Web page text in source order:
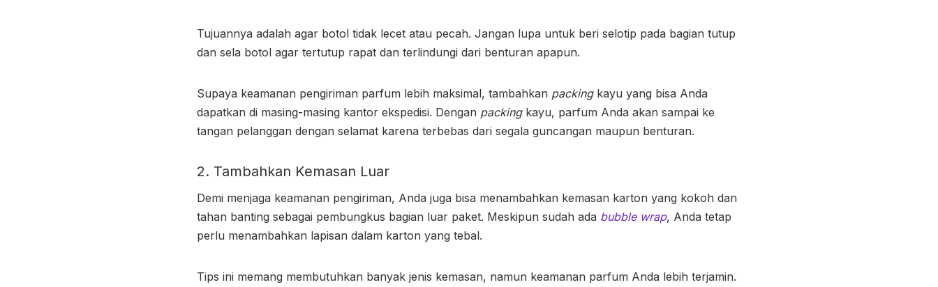
Tujuannya adalah agar botol tidak lecet atau pecah. Jangan lupa untuk beri selotip pada bagian tutup
dan sela botol agar tertutup rapat dan terlindungi dari benturan apapun.
Supaya keamanan pengiriman parfum lebih maksimal, tambahkan packing kayu yang bisa Anda
dapatkan di masing-masing kantor ekspedisi. Dengan packing kayu, parfum Anda akan sampai ke
tangan pelanggan dengan selamat karena terbebas dari segala guncangan maupun benturan.
2. Tambahkan Kemasan Luar
Demi menjaga keamanan pengiriman, Anda juga bisa menambahkan kemasan karton yang kokoh dan
tahan banting sebagai pembungkus bagian luar paket. Meskipun sudah ada bubble wrap, Anda tetap
perlu menambahkan lapisan dalam karton yang tebal.
Tips ini memang membutuhkan banyak jenis kemasan, namun keamanan parfum Anda lebih terjamin.